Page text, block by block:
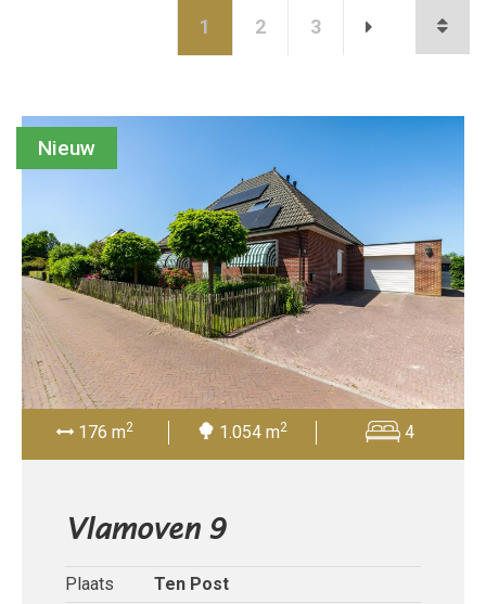
1 2 3
176 m2 1.054 m2 4
Vlamoven 9
Plaats
Ten Post
Nieuw